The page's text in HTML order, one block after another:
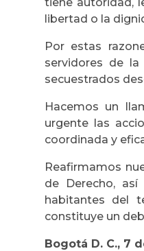
libertad o la
Por estas
servidores de la
secuestrados
Hacemos un
urgente las
coordinada y
Reafirmamos
de Derecho,
habitantes del
constituye un
Bogotá D. C., 7